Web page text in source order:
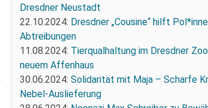
Dresdner Neustadt
22.10.2024: Dresdner „Cousine“ hilft
Abtreibungen
11.08.2024: Tierqualhaltung im Dresdner
neuem Affenhaus
30.06.2024: Solidarität mit Maja – Scharfe
Nebel-Auslieferung